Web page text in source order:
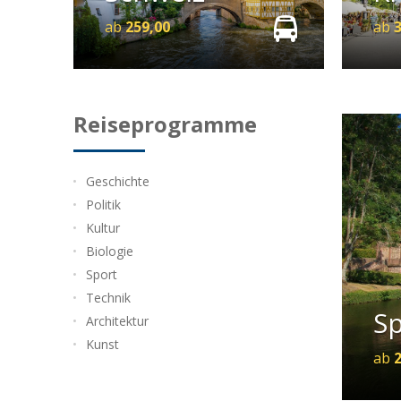
ab259,00 ab
Reiseprogramme
Geschichte
Politik
Kultur
Biologie
Sport
Technik
Architektur
Kunst
ab